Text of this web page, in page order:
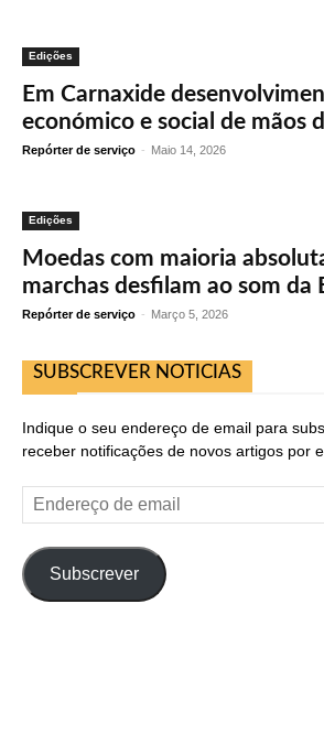
Edições
Em Carnaxide
económico e social de mãos
Repórter de serviço - Maio 14, 2026
Edições
Moedas com maioria
marchas desfilam ao som da
Repórter de serviço - Março 5, 2026
SUBSCREVER NOTICIAS
Indique o seu endereço de email para
receber notificações de novos artigos por
Endereço
de
Subscrever